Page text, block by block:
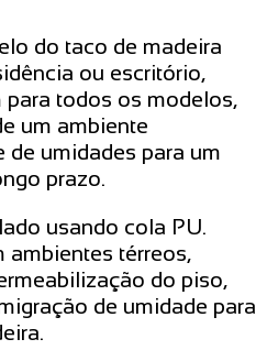
do taco de madeira
ou escritório,
todos os modelos,
um ambiente
umidades para um
prazo.
usando cola PU.
ambientes térreos,
do piso,
de umidade para